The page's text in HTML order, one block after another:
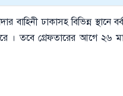
বাহিনী ঢাকাসহ বিভিন্ন
। তবে গ্রেফতারের আগে ২৬